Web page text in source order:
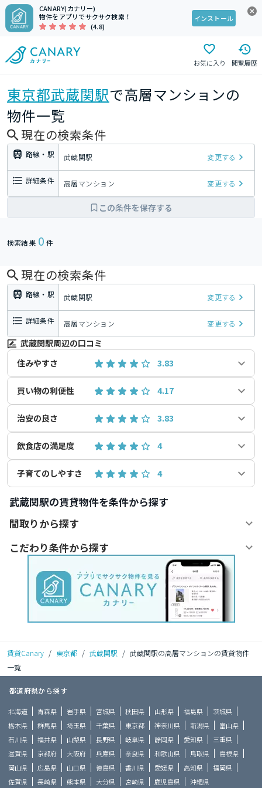
CANARY(カナリー)
物件をアプリでサクサク検索！
(4.8)
インストール
お気に入り 閲覧履歴
東京都武蔵関駅で高層マンションの
物件一覧
現在の検索条件
路線・駅 武蔵関駅 変更する
詳細条件 高層マンション 変更する
この条件を保存する
検索結果 0 件
現在の検索条件
路線・駅 武蔵関駅 変更する
詳細条件 高層マンション 変更する
武蔵関駅周辺の口コミ
住みやすさ
3.83
買い物の利便性 4.17
治安の良さ 3.83
飲食店の満足度 4
子育てのしやすさ 4
武蔵関駅の賃貸物件を条件から探す
間取りから探す
こだわり条件から探す
賃貸Canary / 東京都 / 武蔵関駅 / 武蔵関駅の高層マンションの賃貸物件
一覧
都道府県から探す
北海道 青森県 岩手県 宮城県 秋田県 山形県 福島県
茨城県
栃木県
群馬県 埼玉県 千葉県 東京都 神奈川県 新潟県
富山県
石川県
福井県 山梨県 長野県 岐阜県 静岡県 愛知県
三重県
滋賀県
京都府 大阪府 兵庫県 奈良県 和歌山県 鳥取県
島根県
岡山県
広島県 山口県 徳島県 香川県 愛媛県 高知県
福岡県
佐賀県
長崎県 熊本県 大分県 宮崎県 鹿児島県 沖縄県